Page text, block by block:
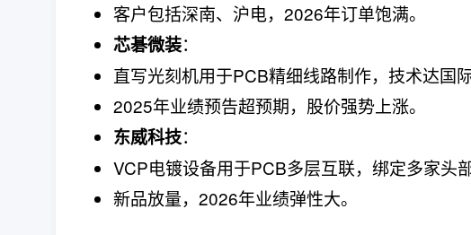
客户包括深南、沪电，2026年订单饱满。
芯碁微装：
直写光刻机用于PCB精细线路制作，技术达国
2025年业绩预告超预期，股价强势上涨。
东威科技：
VCP电镀设备用于PCB多层互联，绑定多家头部
新品放量，2026年业绩弹性大。